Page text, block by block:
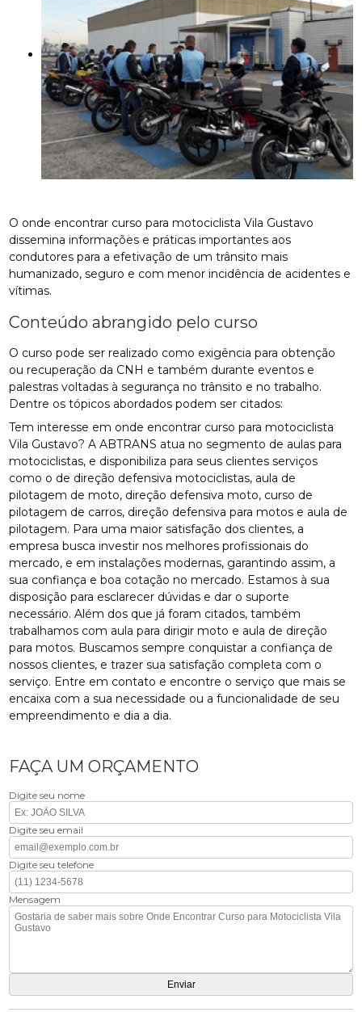
O onde encontrar curso para motociclista Vila Gustavo
dissemina informações e práticas importantes aos
condutores para a efetivação de um trânsito mais
humanizado, seguro e com menor incidência de acidentes e
vítimas.
Conteúdo abrangido pelo curso
O curso pode ser realizado como exigência para obtenção
ou recuperação da CNH e também durante eventos e
palestras voltadas à segurança no trânsito e no trabalho.
Dentre os tópicos abordados podem ser citados:
Tem interesse em onde encontrar curso para motociclista
Vila Gustavo? A ABTRANS atua no segmento de aulas para
motociclistas, e disponibiliza para seus clientes serviços
como o de direção defensiva motociclistas, aula de
pilotagem de moto, direção defensiva moto, curso de
pilotagem de carros, direção defensiva para motos e aula de
pilotagem. Para uma maior satisfação dos clientes, a
empresa busca investir nos melhores profissionais do
mercado, e em instalações modernas, garantindo assim, a
sua confiança e boa cotação no mercado. Estamos à sua
disposição para esclarecer dúvidas e dar o suporte
necessário. Além dos que já foram citados, também
trabalhamos com aula para dirigir moto e aula de direção
para motos. Buscamos sempre conquistar a confiança de
nossos clientes, e trazer sua satisfação completa com o
serviço. Entre em contato e encontre o serviço que mais se
encaixa com a sua necessidade ou a funcionalidade de seu
empreendimento e dia a dia.
FAÇA UM ORÇAMENTO
Digite seu nome
Digite seu email
Digite seu telefone
Mensagem